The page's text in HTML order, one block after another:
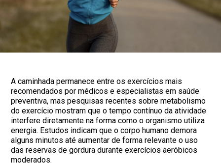
A caminhada permanece entre os exercícios mais
recomendados por médicos e especialistas em saúde
preventiva, mas pesquisas recentes sobre metabolismo
do exercício mostram que o tempo contínuo da atividade
interfere diretamente na forma como o organismo utiliza
energia. Estudos indicam que o corpo humano demora
alguns minutos até aumentar de forma relevante o uso
das reservas de gordura durante exercícios aeróbicos
moderados.